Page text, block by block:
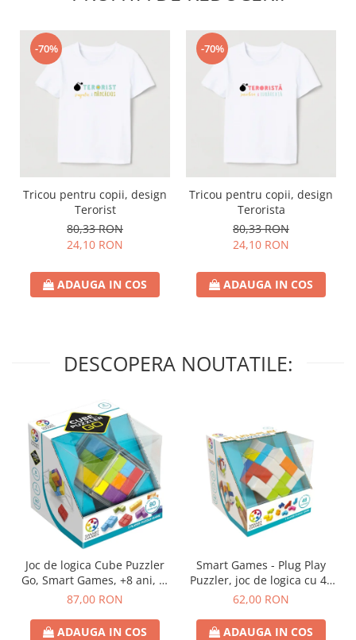
-70%
Tricou pentru copii, design
Terorist
80,33 RON
24,10 RON
ADAUGA IN COS
-70%
Tricou pentru copii, design
Terorista
80,33 RON
24,10 RON
ADAUGA IN COS
DESCOPERA NOUTATILE:
Joc de logica Cube Puzzler
Go, Smart Games, +8 ani, lb
romana
87,00 RON
ADAUGA IN COS
Smart Games - Plug Play
Puzzler, joc de logica cu 48
de provocari, 6+ ani, lb
62,00 RON
ADAUGA IN COS